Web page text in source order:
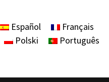
Español
Français
Polski
Português